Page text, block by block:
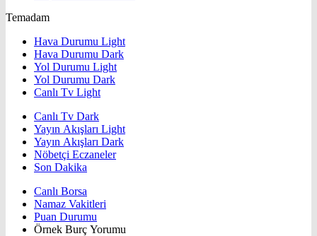
Temadam
Hava Durumu Light
Hava Durumu Dark
Yol Durumu Light
Yol Durumu Dark
Canlı Tv Light
Canlı Tv Dark
Yayın Akışları Light
Yayın Akışları Dark
Nöbetçi Eczaneler
Son Dakika
Canlı Borsa
Namaz Vakitleri
Puan Durumu
Örnek Burç Yorumu